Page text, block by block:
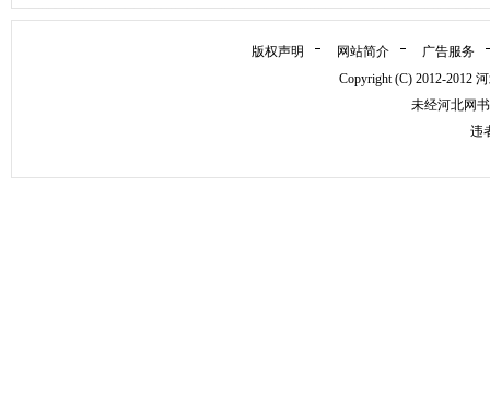
版权声明 网站简介
广告服务
Copyright (C) 2012-2012
未经河北网
违